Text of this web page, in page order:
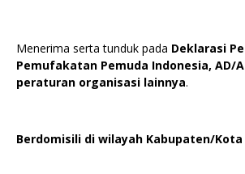
Menerima serta tunduk pada Deklarasi
Pemufakatan Pemuda Indonesia, AD/
peraturan organisasi lainnya.
Berdomisili di wilayah Kabupaten/Kota